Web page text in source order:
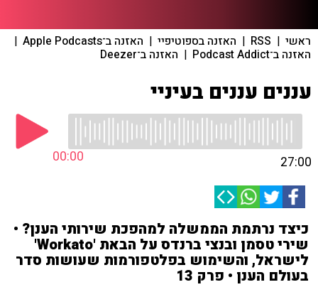
ראשי |
RSS
| האזנה בספוטיפיי | האזנה ב־Apple Podcasts |
האזנה ב־Podcast Addict | האזנה ב־Deezer
עננים עננים בעיניי
00:00 27:00
כיצד נרתמת הממשלה למהפכת שירותי הענן? •
שירי טסמן ובנצי ברנדס על הבאת 'Workato'
לישראל, והשימוש בפלטפורמות שעושות סדר
בעולם הענן • פרק 13